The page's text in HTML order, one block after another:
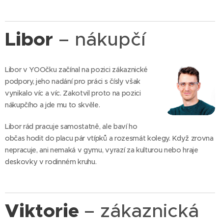
Libor – nákupčí
Libor v YOOčku začínal na pozici zákaznické
podpory, jeho nadání pro práci s čísly však
vynikalo víc a víc. Zakotvil proto na pozici
nákupčího a jde mu to skvěle.
Libor rád pracuje samostatně, ale baví ho
občas hodit do placu pár vtípků a rozesmát kolegy. Když zrovna
nepracuje, ani nemaká v gymu, vyrazí za kulturou nebo hraje
deskovky v rodinném kruhu.
Viktorie – zákaznická